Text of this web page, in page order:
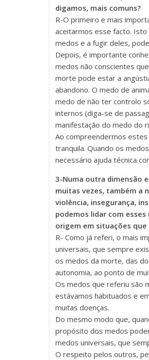
digamos, mais comuns?
R-O primeiro e mais
aceitarmos esse facto.
medos e a fugir deles,
Depois, é importante
medos não conscientes
morte pode estar a
abandono. O medo de
medo de não ter controlo
internos (diga-se de
manifestação do medo do
Ao compreendermos
tranquila. Quando os
necessário ajuda técnica
3-Numa outra dimensão
muitas vezes, também a
violência, insegurança,
podemos lidar com
origem em situações
R- Como já referi, o mais
universais, que sempre
os medos da morte, das
autonomia, ao ponto de
Os medos que referiu são
estávamos habituados e
muitas doenças.
Do mesmo modo que,
propósito dos medos
medos universais, que
O respeito pelos outros,